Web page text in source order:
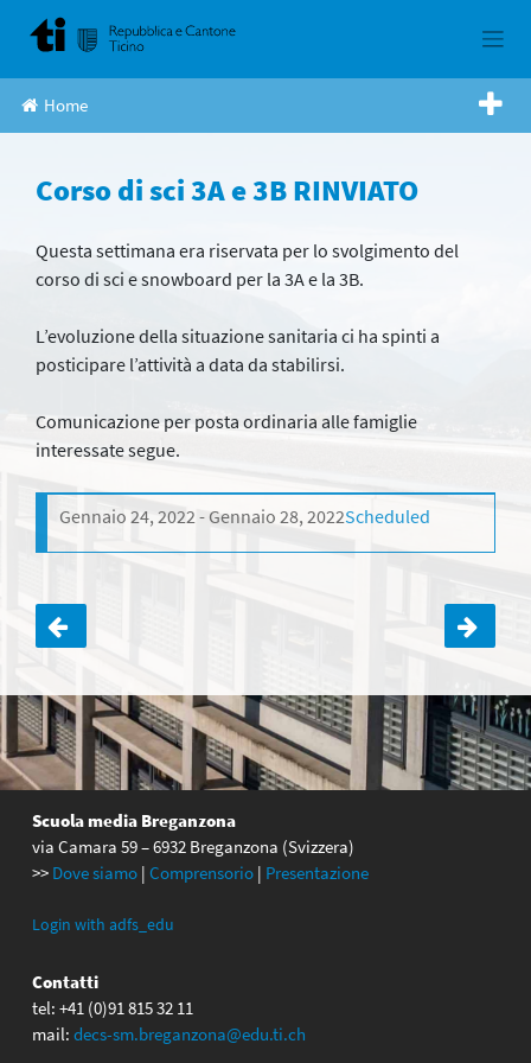
Home
Corso di sci 3A e 3B RINVIATO
Questa settimana era riservata per lo svolgimento del
corso di sci e snowboard per la 3A e la 3B.
L’evoluzione della situazione sanitaria ci ha spinti a
posticipare l’attività a data da stabilirsi.
Comunicazione per posta ordinaria alle famiglie
interessate segue.
Gennaio 24, 2022 Gennaio 28, 2022Scheduled
Navigazione
articoli
Scuola media Breganzona
via Camara 59 – 6932 Breganzona (Svizzera)
>> Dove siamo | Comprensorio | Presentazione
Login with adfs_edu
Contatti
tel: +41 (0)91 815 32 11
mail: decs-sm.breganzona@edu.ti.ch